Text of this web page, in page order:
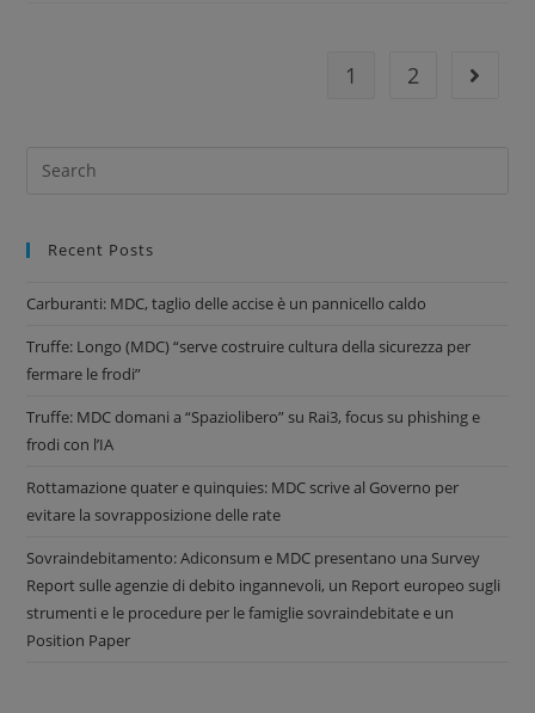
1 2
Recent Posts
Carburanti: MDC, taglio delle accise è un pannicello caldo
Truffe: Longo (MDC) “serve costruire cultura della sicurezza per
fermare le frodi”
Truffe: MDC domani a “Spaziolibero” su Rai3, focus su phishing e
frodi con l’IA
Rottamazione quater e quinquies: MDC scrive al Governo per
evitare la sovrapposizione delle rate
Sovraindebitamento: Adiconsum e MDC presentano una Survey
Report sulle agenzie di debito ingannevoli, un Report europeo sugli
strumenti e le procedure per le famiglie sovraindebitate e un
Position Paper